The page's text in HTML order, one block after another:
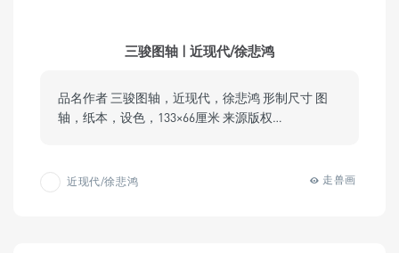
三骏图轴 | 近现代/徐悲鸿
品名作者 三骏图轴，近现代，徐悲鸿 形制尺寸 图
轴，纸本，设色，133×66厘米 来源版权…
近现代/徐悲鸿 走兽画